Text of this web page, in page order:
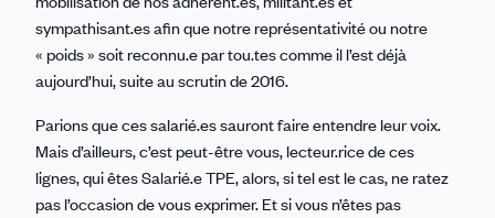
sympathisant.es afin que notre représentativité ou notre
« poids » soit reconnu.e par tou.tes comme il l’est déjà
aujourd’hui, suite au scrutin de 2016.
Parions que ces salarié.es sauront faire entendre leur voix.
Mais d’ailleurs, c’est peut-être vous, lecteur.rice de ces
lignes, qui êtes Salarié.e TPE, alors, si tel est le cas, ne ratez
pas l’occasion de vous exprimer. Et si vous n’êtes pas